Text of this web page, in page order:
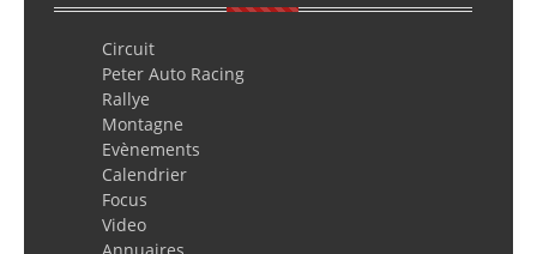
Circuit
Peter Auto Racing
Rallye
Montagne
Evènements
Calendrier
Focus
Video